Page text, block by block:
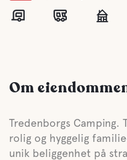
Om
Tredenborgs Camping.
rolig og hyggelig
unik beliggenhet på